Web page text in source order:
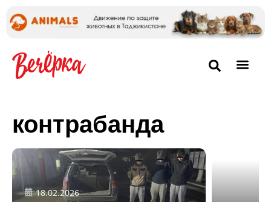
контрабанда
18.02.2026